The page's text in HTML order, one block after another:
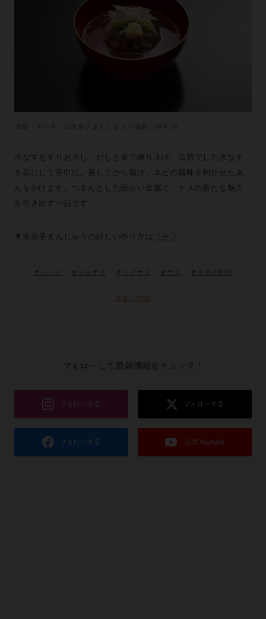
水なすをすりおろし、だしと葛で練り上げ、塩茹でした水なす
を芯にして茶巾に。蒸してから揚げ、エビの風味を利かせたあ
んをかけます。つるんとした面白い食感で、ナスの新たな魅力
を引き出す一品です。
▼水茄子まんじゅうの詳しい作り方は コチラ
連載：特集
フォローして最新情報をチェック！